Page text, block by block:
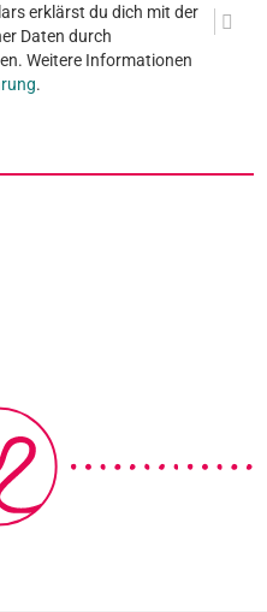
erklärst du dich mit der
Daten durch
Weitere Informationen
.